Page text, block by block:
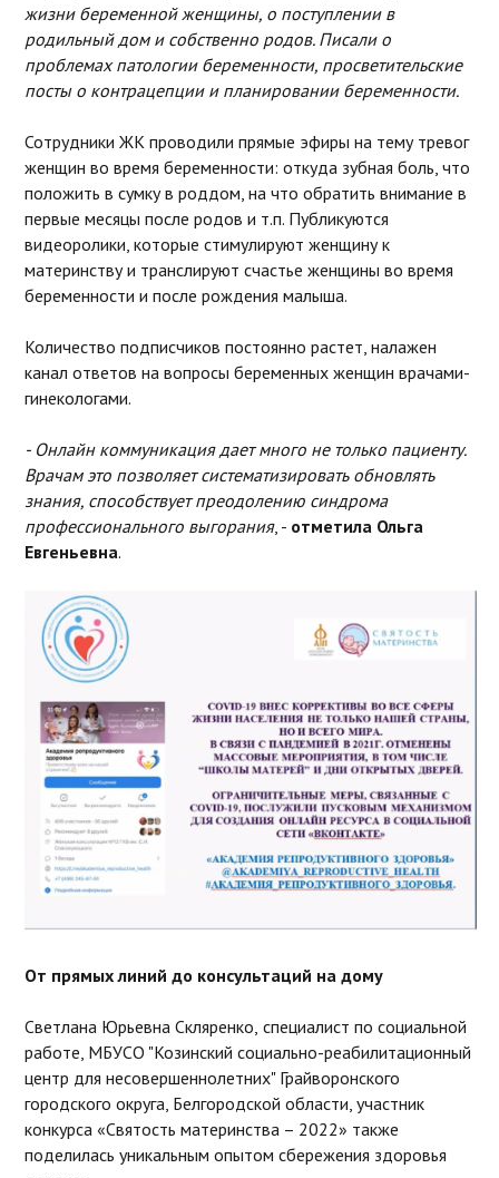
жизни беременной женщины, о поступлении в
родильный дом и собственно родов. Писали о
проблемах патологии беременности, просветительские
посты о контрацепции и планировании беременности.
Сотрудники ЖК проводили прямые эфиры на тему тревог
женщин во время беременности: откуда зубная боль, что
положить в сумку в роддом, на что обратить внимание в
первые месяцы после родов и т.п. Публикуются
видеоролики, которые стимулируют женщину к
материнству и транслируют счастье женщины во время
беременности и после рождения малыша.
Количество подписчиков постоянно растет, налажен
канал ответов на вопросы беременных женщин врачами-
гинекологами.
- Онлайн коммуникация дает много не только пациенту.
Врачам это позволяет систематизировать обновлять
знания, способствует преодолению синдрома
профессионального выгорания, - отметила Ольга
Евгеньевна.
От прямых линий до консультаций на дому
Светлана Юрьевна Скляренко, специалист по социальной
работе, МБУСО "Козинский социально-реабилитационный
центр для несовершеннолетних" Грайворонского
городского округа, Белгородской области, участник
конкурса «Святость материнства – 2022» также
поделилась уникальным опытом сбережения здоровья